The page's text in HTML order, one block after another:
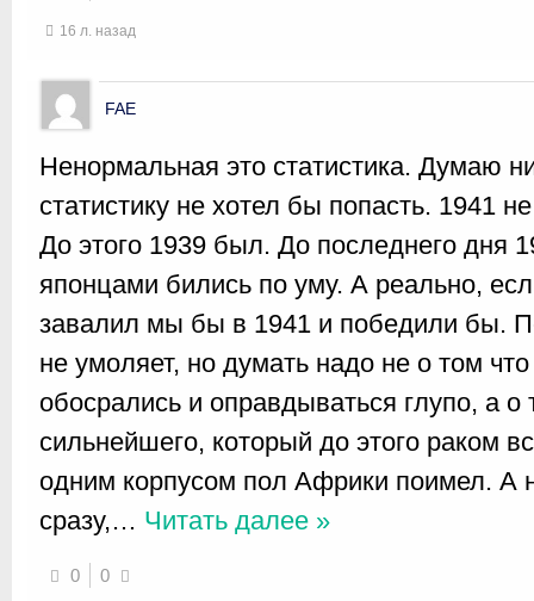
16 л. назад
FAE
Ненормальная это статистика. Думаю
статистику не хотел бы попасть. 1941
До этого 1939 был. До последнего дня
японцами бились по уму. А реально,
завалил мы бы в 1941 и победили бы.
не умоляет, но думать надо не о том
обосрались и оправдываться глупо, а о
сильнейшего, который до этого раком
одним корпусом пол Африки поимел. А
сразу,… Читать далее »
0 0